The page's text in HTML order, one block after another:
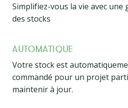
Simplifiez-vous la vie avec
des stocks
AUTOMATIQUE
Votre stock est
commandé pour un projet
maintenir à jour.